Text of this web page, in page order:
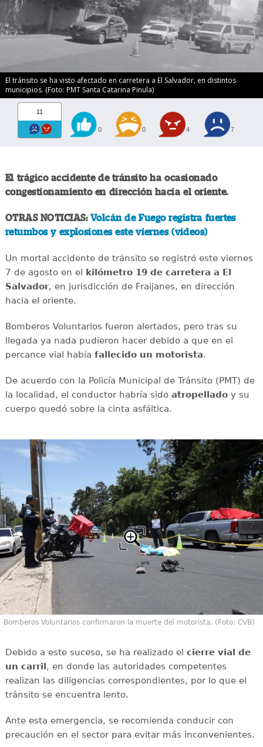
El tránsito se ha visto afectado en carretera a El Salvador, en distintos
municipios. (Foto: PMT Santa Catarina Pinula)
11
0 0 4 7
El trágico accidente de tránsito ha ocasionado
congestionamiento en dirección hacia el oriente.
OTRAS NOTICIAS: Volcán de Fuego registra fuertes
retumbos y explosiones este viernes (videos)
Un mortal accidente de tránsito se registró este viernes
7 de agosto en el kilómetro 19 de carretera a El
Salvador, en jurisdicción de Fraijanes, en dirección
hacia el oriente.
Bomberos Voluntarios fueron alertados, pero tras su
llegada ya nada pudieron hacer debido a que en el
percance vial había fallecido un motorista.
De acuerdo con la Policía Municipal de Tránsito (PMT) de
la localidad, el conductor habría sido atropelladoy su
cuerpo quedó sobre la cinta asfáltica.
Bomberos Voluntarios confirmaron la muerte del motorista. (Foto: CVB)
Debido a este suceso, se ha realizado el cierre vial de
un carril , en donde las autoridades competentes
realizan las diligencias correspondientes, por lo que el
tránsito se encuentra lento.
Ante esta emergencia, se recomienda conducir con
precaución en el sector para evitar más inconvenientes.